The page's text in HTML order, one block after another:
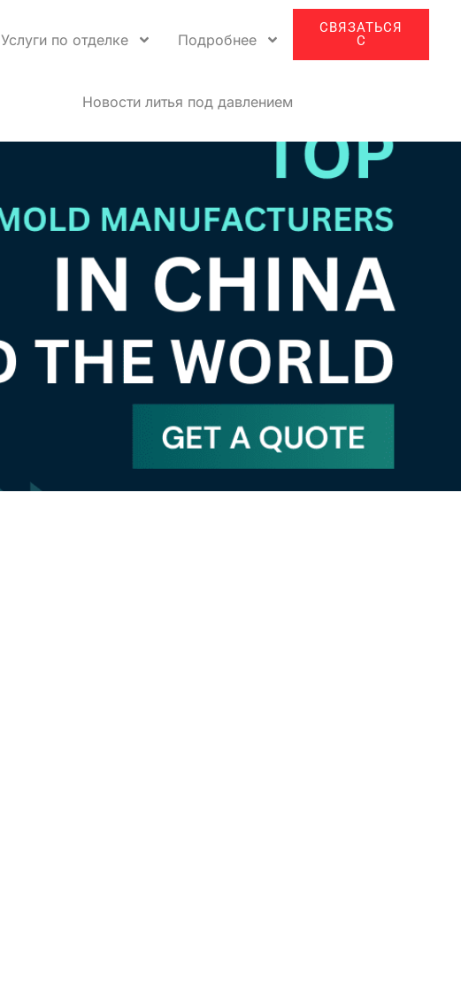
Услуги по отделке Подробнее
Новости литья под давлением
СВЯЗАТЬСЯ
С